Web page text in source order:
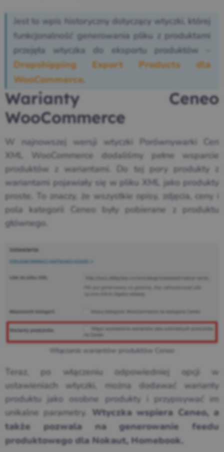
Jest to wpis historyczny dotyczący wtyczki, której
funkcjonalność generowania pliku z produktami
przejęła wtyczka do eksportu produktów –
Dropshipping Export Products dla
WooCommerce
Warianty Ceneo
WooCommerce
W najnowszej wersji wtyczki Porównywarki Cen
XML WooCommerce dodaliśmy pełne wsparcie
produktów z wariantami. Do tej pory produkty z
wariantami pojawiały się w pliku XML jako produkty
proste. To znaczy, że wszystkie opisy, zdjęcia, ceny i
pola kategorii Ceneo były pobierane z produktu
głównego.
Włączanie wariantów produktów Ceneo
Teraz, po włączeniu odpowiedniej opcji w
ustawieniach wtyczki, można dodawać warianty
produktu jako osobne produkty i przypisywać im
unikalne parametry.
Wtyczka wspiera Ceneo, a
także pozwala na generowanie feedu
produktowego dla Nokaut, Homebook.